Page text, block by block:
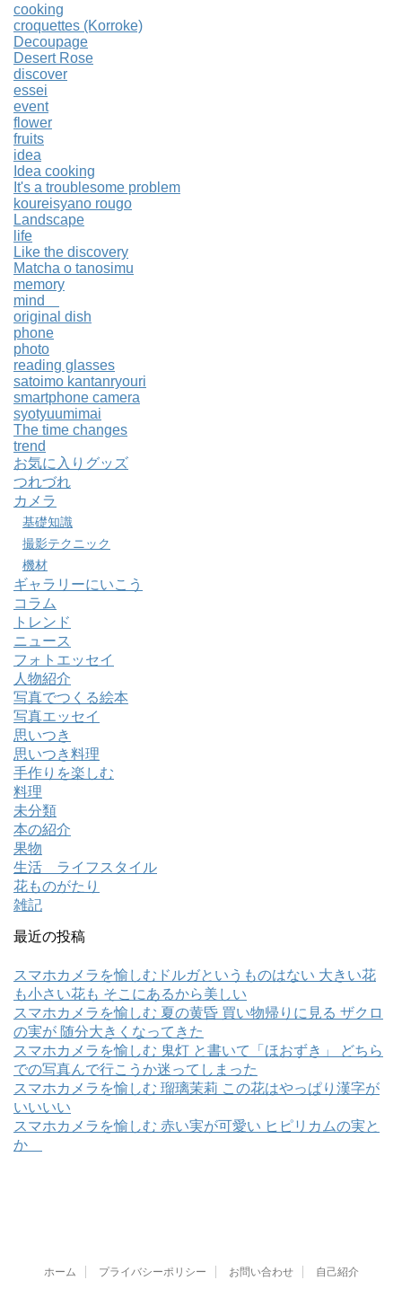
cooking
croquettes (Korroke)
Decoupage
Desert Rose
discover
essei
event
flower
fruits
idea
Idea cooking
It's a troublesome problem
koureisyano rougo
Landscape
life
Like the discovery
Matcha o tanosimu
memory
mind
original dish
phone
photo
reading glasses
satoimo kantanryouri
smartphone camera
syotyuumimai
The time changes
trend
お気に入りグッズ
つれづれ
カメラ
基礎知識
撮影テクニック
機材
ギャラリーにいこう
コラム
トレンド
ニュース
フォトエッセイ
人物紹介
写真でつくる絵本
写真エッセイ
思いつき
思いつき料理
手作りを楽しむ
料理
未分類
本の紹介
果物
生活 ライフスタイル
花ものがたり
雑記
最近の投稿
スマホカメラを愉しむドルガというものはない 大きい花
も小さい花も そこにあるから美しい
スマホカメラを愉しむ 夏の黄昏 買い物帰りに見る ザクロ
の実が 随分大きくなってきた
スマホカメラを愉しむ 鬼灯 と書いて「ほおずき」 どちら
での写真んで行こうか迷ってしまった
スマホカメラを愉しむ 瑠璃茉莉 この花はやっぱり漢字が
いいいい
スマホカメラを愉しむ 赤い実が可愛い ヒピリカムの実と
か
ホーム プライバシーポリシー お問い合わせ 自己紹介